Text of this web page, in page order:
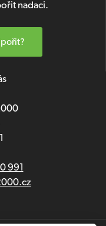
nadaci.
991